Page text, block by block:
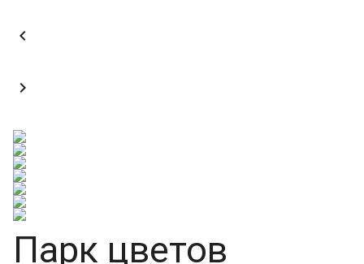


Парк цветов